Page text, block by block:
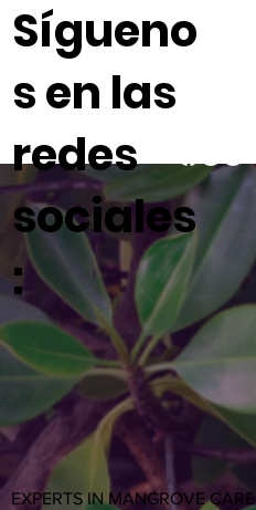
Sígueno
s en las
redes
sociales
:
EXPERTS IN MANGROVE